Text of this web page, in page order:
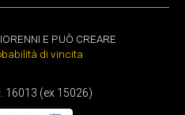
E PUÒ CREARE
di vincita
16013 (ex 15026)